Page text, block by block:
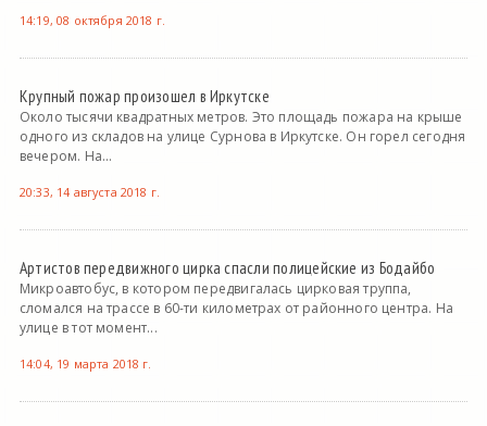
14:19, 08 октября 2018 г.
Крупный пожар произошел в Иркутске
Около тысячи квадратных метров. Это площадь пожара на крыше
одного из складов на улице Сурнова в Иркутске. Он горел сегодня
вечером. На...
20:33, 14 августа 2018 г.
Артистов передвижного цирка спасли полицейские из Бодайбо
Микроавтобус, в котором передвигалась цирковая труппа,
сломался на трассе в 60-ти километрах от районного центра. На
улице в тот момент...
14:04, 19 марта 2018 г.